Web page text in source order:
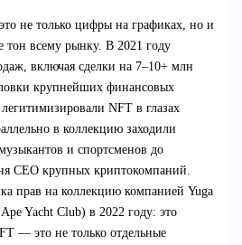
не только цифры на графиках, но и
тон всему рынку. В 2021 году
включая сделки на 7–10+ млн
крупнейших финансовых
NFT в глазах
в коллекцию заходили
и спортсменов до
CEO крупных криптокомпаний.
прав на коллекцию компанией Yuga
Yacht Club) в 2022 году: это
— это не только отдельные